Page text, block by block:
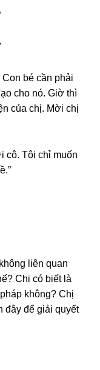
bé cần phải
cho nó. Giờ thì
của chị. Mời chị
cô. Tôi chỉ muốn
liên quan
Chị có biết là
không? Chị
đây để ɡiải quyết